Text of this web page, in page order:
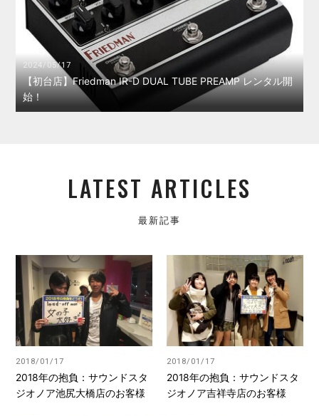
2024/05/17
【初台店】Friedman IR-D DUAL TUBE PREAMP レンタル開
始！
LATEST ARTICLES
最新記事
2018/01/17
2018年の抱負：サウンドスタ
ジオノア池尻大橋店のお客様
2018/01/17
2018年の抱負：サウンドスタ
ジオノア吉祥寺店のお客様